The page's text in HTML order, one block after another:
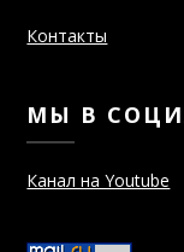
Контакты
МЫ В
Канал на Youtube